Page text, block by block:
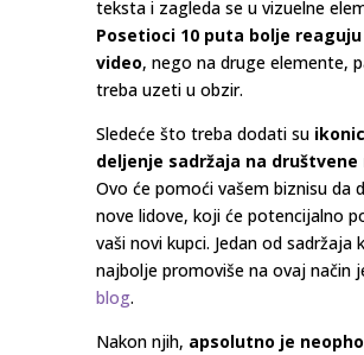
teksta i zagleda se u vizuelne
Posetioci 10 puta bolje reaguju
video, nego na druge elemente,
treba uzeti u obzir.
Sledeće što treba dodati su
deljenje sadržaja na društvene
Ovo će pomoći vašem biznisu da
nove lidove, koji će potencijalno
vaši novi kupci. Jedan od sadržaja
najbolje promoviše na ovaj način
blog.
Nakon njih, apsolutno je